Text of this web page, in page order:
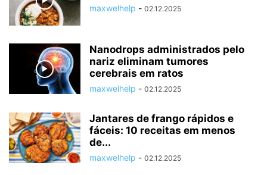
maxwelhelp - 02.12.2025
Nanodrops administrados pelo
nariz eliminam tumores
cerebrais em ratos
maxwelhelp - 02.12.2025
Jantares de frango rápidos e
fáceis: 10 receitas em menos
de...
maxwelhelp - 02.12.2025